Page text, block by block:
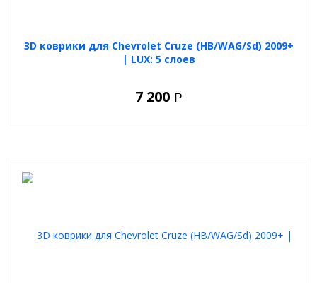
3D коврики для Chevrolet Cruze (HB/WAG/Sd) 2009+
| LUX: 5 слоев
7 200 Р